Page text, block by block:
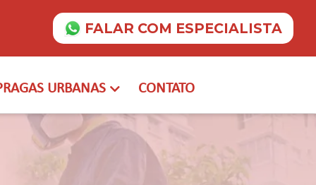
FALAR COM ESPECIALISTA
URBANAS CONTATO